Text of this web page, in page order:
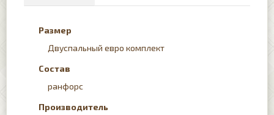
Размер
Двуспальный евро комплект
Состав
ранфорс
Производитель